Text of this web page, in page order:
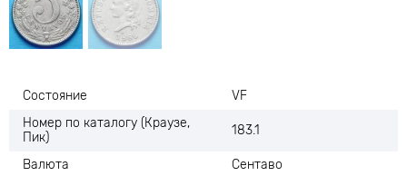
Состояние
VF
Номер по каталогу (Краузе,
Пик)
183.1
Валюта
Сентаво